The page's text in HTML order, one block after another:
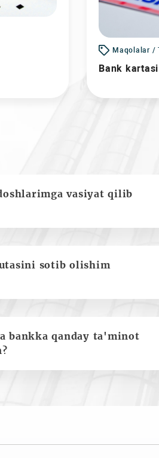
Maqolalar /
Bank
vasiyat qilib
sotib olishim
bankka qanday ta'minot